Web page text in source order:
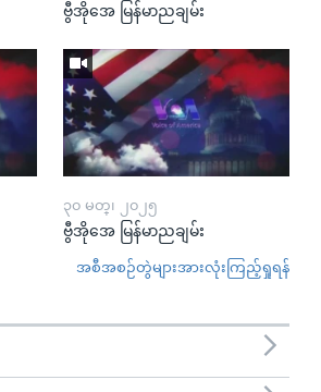
ဗွီအိုအေ မြန်မာညချမ်း
၃၀ မတ္၊ ၂၀၂၅
ဗွီအိုအေ မြန်မာညချမ်း
အစီအစဉ်တွဲများအားလုံးကြည့်ရှုရန်